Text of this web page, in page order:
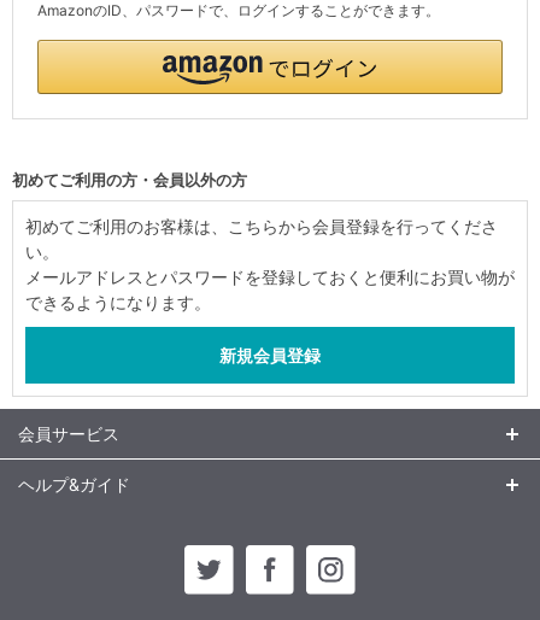
AmazonのID、パスワードで、ログインすることができます。
初めてご利用の方・会員以外の方
初めてご利用のお客様は、こちらから会員登録を行ってくださ
い。
メールアドレスとパスワードを登録しておくと便利にお買い物が
できるようになります。
会員サービス
ヘルプ&ガイド